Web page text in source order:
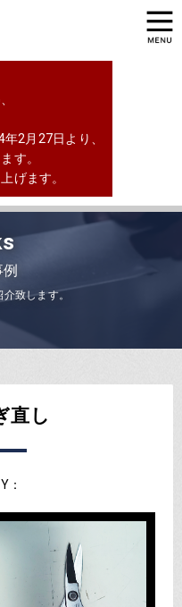
2月27日より、
す。
げます。
致します。
直し
：